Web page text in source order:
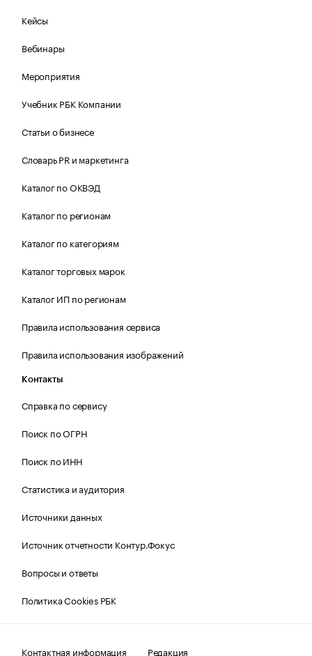
Кейсы
Вебинары
Мероприятия
Учебник РБК Компании
Статьи о бизнесе
Словарь PR и маркетинга
Каталог по ОКВЭД
Каталог по регионам
Каталог по категориям
Каталог торговых марок
Каталог ИП по регионам
Правила использования сервиса
Правила использования изображений
Контакты
Справка по сервису
Поиск по ОГРН
Поиск по ИНН
Статистика и аудитория
Источники данных
Источник отчетности Контур.Фокус
Вопросы и ответы
Политика Cookies РБК
Контактная информация Редакция